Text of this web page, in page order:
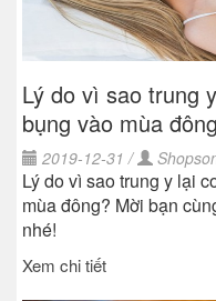
Lý do vì sao trung
bụng vào mùa đông
2019-12-31 /
Lý do vì sao trung y lại
mùa đông? Mời bạn
nhé!
Xem chi tiết